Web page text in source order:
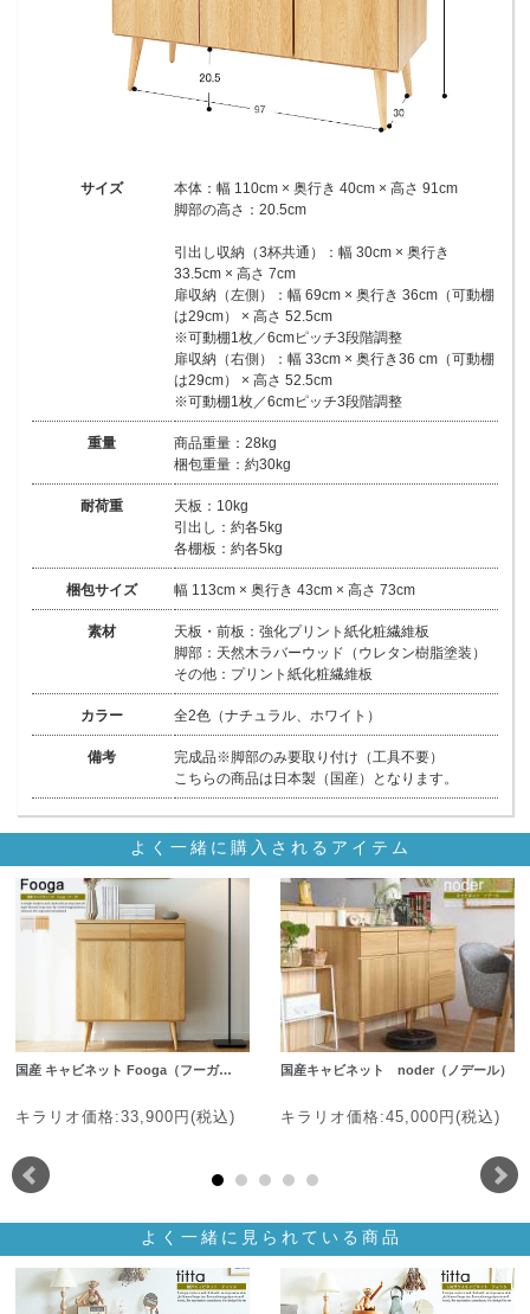
サイズ
本体：幅 110cm × 奥行き 40cm × 高さ 91cm
脚部の高さ：20.5cm
引出し収納（3杯共通）：幅 30cm × 奥行き
33.5cm × 高さ 7cm
扉収納（左側）：幅 69cm × 奥行き 36cm（可動棚
は29cm） × 高さ 52.5cm
※可動棚1枚／6cmピッチ3段階調整
扉収納（右側）：幅 33cm × 奥行き36 cm（可動棚
は29cm） × 高さ 52.5cm
※可動棚1枚／6cmピッチ3段階調整
重量
商品重量：28kg
梱包重量：約30kg
耐荷重
天板：10kg
引出し：約各5kg
各棚板：約各5kg
梱包サイズ 幅 113cm × 奥行き 43cm × 高さ 73cm
素材
天板・前板：強化プリント紙化粧繊維板
脚部：天然木ラバーウッド（ウレタン樹脂塗装）
その他：プリント紙化粧繊維板
カラー 全2色（ナチュラル、ホワイト）
備考
完成品※脚部のみ要取り付け（工具不要）
こちらの商品は日本製（国産）となります。
よく一緒に購入されるアイテム
国産 キャビネット Fooga（フーガ…
キラリオ価格:33,900円(税込)
国産キャビネット noder（ノデール）
キラリオ価格:45,000円(税込)
よく一緒に見られている商品